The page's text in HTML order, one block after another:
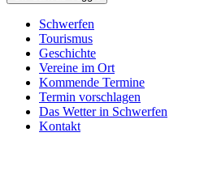
Schwerfen
Tourismus
Geschichte
Vereine im Ort
Kommende Termine
Termin vorschlagen
Das Wetter in Schwerfen
Kontakt